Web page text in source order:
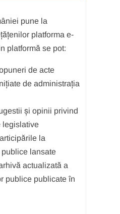
pune la
platforma e-
platformă se pot:
de acte
de administrația
și opinii privind
legislative
la
lansate
actualizată a
publice publicate în